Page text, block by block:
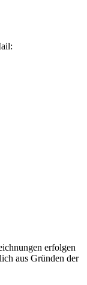
erfolgen
aus Gründen der